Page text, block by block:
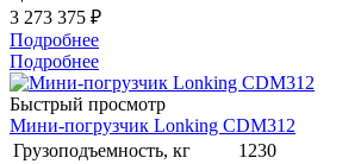
3 273 375 ₽
Подробнее
Подробнее
Быстрый просмотр
Мини-погрузчик Lonking CDM312
Грузоподъемность, кг
1230